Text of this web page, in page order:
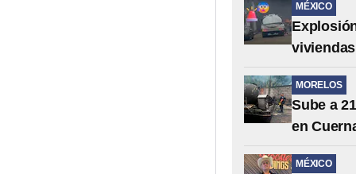
MÉXICO
MORELOS
Sube a
en
MÉXICO